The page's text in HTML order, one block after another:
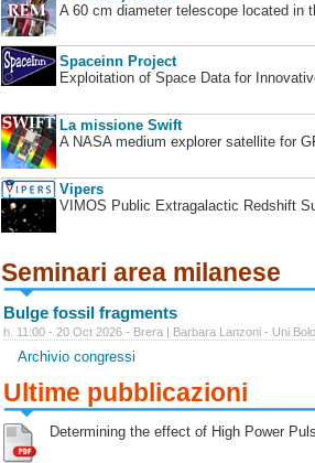
A 60 cm diameter telescope located in
Spaceinn Project
Exploitation of Space Data for
La missione Swift
A NASA medium explorer satellite for
Vipers
VIMOS Public Extragalactic Redshift
Seminari area milanese
Bulge fossil fragments
h. 11:00 - 20 Oct 2026 - Brera | Barbara Lanzoni - Uni
Archivio congressi
Ultime pubblicazioni
Determining the effect of High Power